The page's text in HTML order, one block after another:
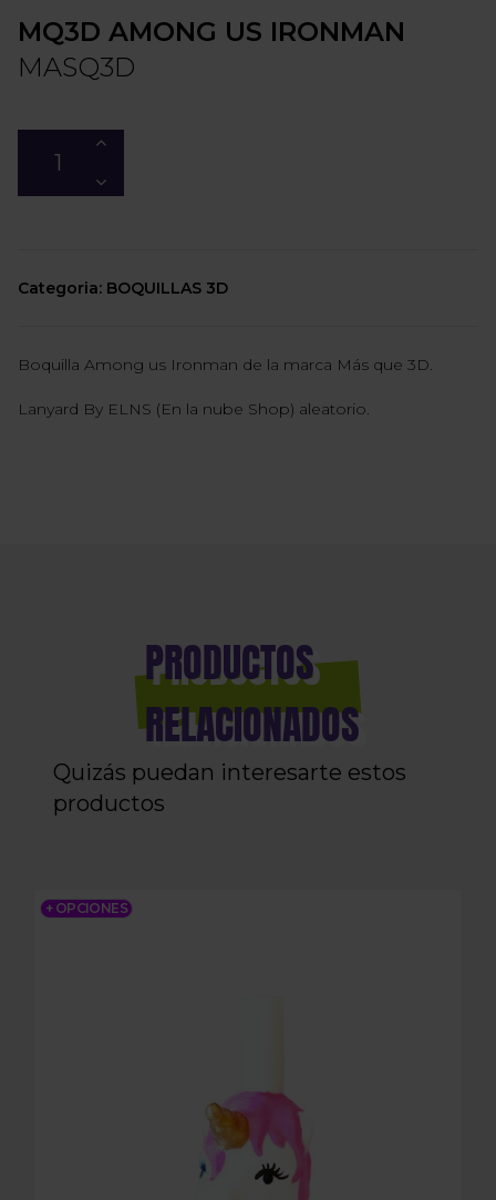
MQ3D AMONG US IRONMAN
MASQ3D
Categoria: BOQUILLAS 3D
Boquilla Among us Ironman de la marca Más que 3D.
Lanyard By ELNS (En la nube Shop) aleatorio.
PRODUCTOS
RELACIONADOS
Quizás puedan interesarte estos
productos
+ OPCIONES
MQ3D UNICORNIO